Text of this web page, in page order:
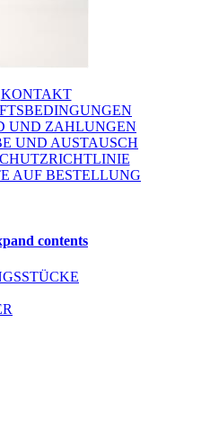
KONTAKT
UND ZAHLUNGEN
UND AUSTAUSCH
AUF BESTELLUNG
contents